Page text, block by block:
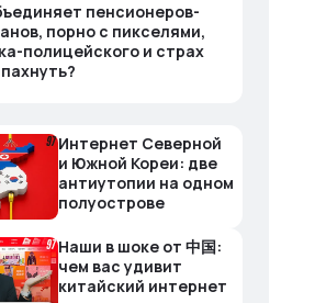
пенсионеров-
порно с пикселями,
полицейского и страх
Интернет Северной
и Южной Кореи: две
антиутопии на одном
полуострове
Наши в шоке от 中国:
чем вас удивит
китайский интернет